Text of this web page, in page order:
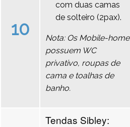
10
com duas camas
de solteiro (2pax).
Nota: Os Mobile-home
possuem WC
privativo, roupas de
cama e toalhas de
banho.
Tendas Sibley: